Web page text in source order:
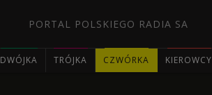
PORTAL POLSKIEGO RADIA SA
DWÓJKA TRÓJKA CZWÓRKA KIEROWCY